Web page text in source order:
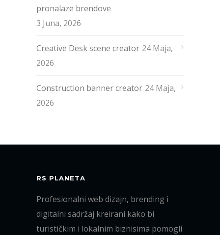
pronalaze brendove
3 Juna, 2026
Creative Desk scene creator 24 Maja,
2026
Construction banner creator 24 Maja,
2026
RS PLANETA
Profesionalni web dizajn, brending i
digitalni sadržaj kreirani kako bi
turističkim i lokalnim biznisima pomogli